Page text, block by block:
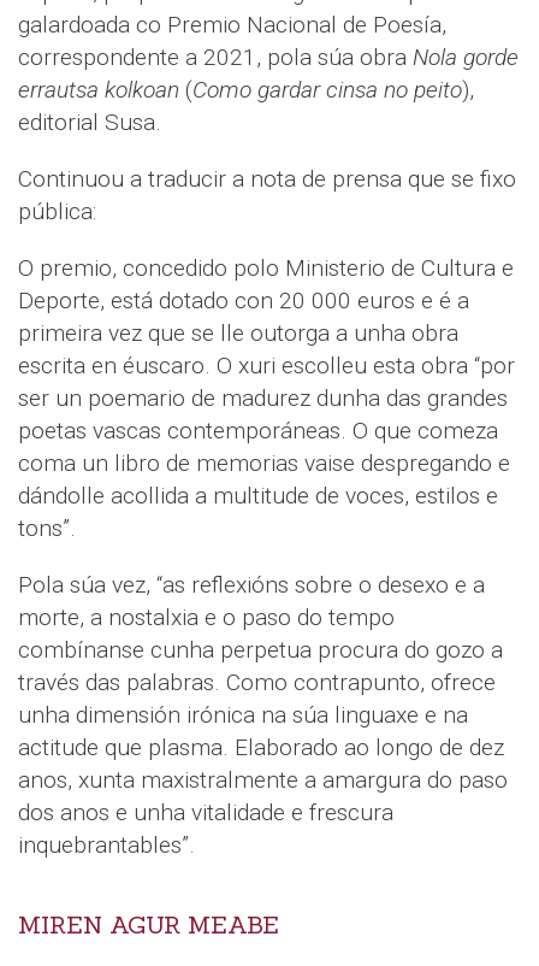
galardoada co Premio Nacional de Poesía,
correspondente a 2021, pola súa obra Nola gorde
errautsa kolkoan (Como gardar cinsa no peito),
editorial Susa.
Continuou a traducir a nota de prensa que se fixo
pública:
O premio, concedido polo Ministerio de Cultura e
Deporte, está dotado con 20 000 euros e é a
primeira vez que se lle outorga a unha obra
escrita en éuscaro. O xuri escolleu esta obra “por
ser un poemario de madurez dunha das grandes
poetas vascas contemporáneas. O que comeza
coma un libro de memorias vaise despregando e
dándolle acollida a multitude de voces, estilos e
tons”.
Pola súa vez, “as reflexións sobre o desexo e a
morte, a nostalxia e o paso do tempo
combínanse cunha perpetua procura do gozo a
través das palabras. Como contrapunto, ofrece
unha dimensión irónica na súa linguaxe e na
actitude que plasma. Elaborado ao longo de dez
anos, xunta maxistralmente a amargura do paso
dos anos e unha vitalidade e frescura
inquebrantables”.
MIREN AGUR MEABE